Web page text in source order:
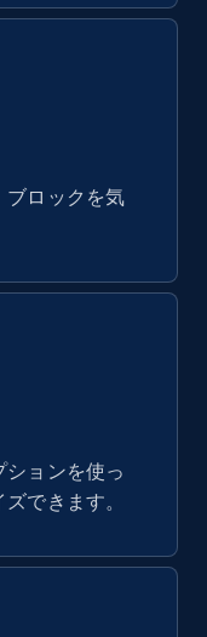
more.
今すぐ購入
url,
more.
ブロックを気
ョンを使っ
できます。